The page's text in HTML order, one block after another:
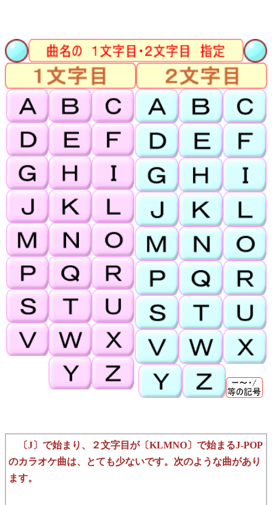
〔J〕で始まり、２文字目が〔KLMNO〕で始まるJ-POP
のカラオケ曲は、とても少ないです。次のような曲があり
ます。